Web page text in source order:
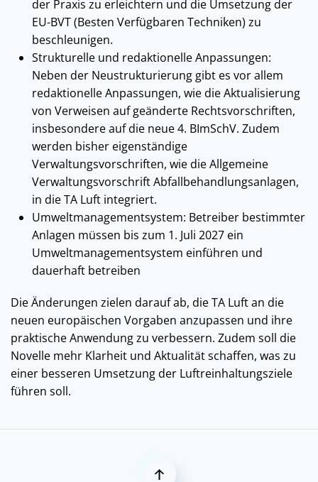
der Praxis zu erleichtern und die Umsetzung der
EU-BVT (Besten Verfügbaren Techniken) zu
beschleunigen.
Strukturelle und redaktionelle Anpassungen:
Neben der Neustrukturierung gibt es vor allem
redaktionelle Anpassungen, wie die Aktualisierung
von Verweisen auf geänderte Rechtsvorschriften,
insbesondere auf die neue 4. BImSchV. Zudem
werden bisher eigenständige
Verwaltungsvorschriften, wie die Allgemeine
Verwaltungsvorschrift Abfallbehandlungsanlagen,
in die TA Luft integriert.
Umweltmanagementsystem: Betreiber bestimmter
Anlagen müssen bis zum 1. Juli 2027 ein
Umweltmanagementsystem einführen und
dauerhaft betreiben
Die Änderungen zielen darauf ab, die TA Luft an die
neuen europäischen Vorgaben anzupassen und ihre
praktische Anwendung zu verbessern. Zudem soll die
Novelle mehr Klarheit und Aktualität schaffen, was zu
einer besseren Umsetzung der Luftreinhaltungsziele
führen soll.